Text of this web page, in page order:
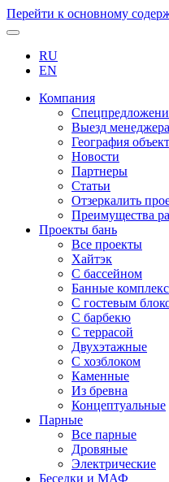
Перейти к основному
RU
EN
Компания
Выезд менеджера
География
Новости
Партнеры
Статьи
Отзеркалить
Преимущества
Проекты бань
Все проекты
Хайтэк
С бассейном
Банные
С гостевым
С барбекю
С террасой
Двухэтажные
С хозблоком
Каменные
Из бревна
Концептуальные
Парные
Все парные
Дровяные
Электрические
Беседки и МАФ